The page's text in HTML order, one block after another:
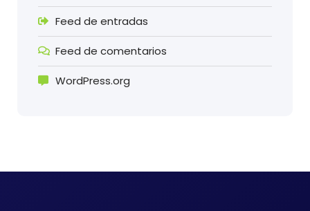
Feed de entradas
Feed de comentarios
WordPress.org